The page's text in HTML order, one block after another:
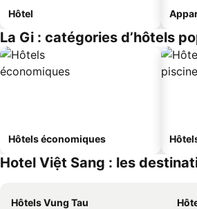
Hôtel
La Gi : catégories d’hôtels
Hôtels économiques
Hotel Việt Sang : les
Hôtels Vung Tau